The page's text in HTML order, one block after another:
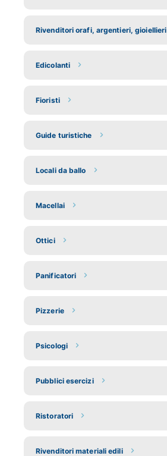
Rivenditori orafi, argentieri, gioiellieri
Edicolanti
Fioristi
Guide turistiche
Locali da ballo
Macellai
Ottici
Panificatori
Pizzerie
Psicologi
Pubblici esercizi
Ristoratori
Rivenditori materiali edili